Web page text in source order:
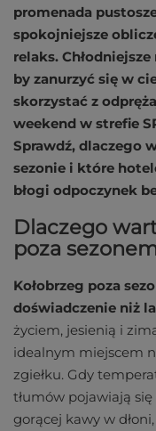
promenada
spokojniejsze
relaks.
by zanurzyć się w
skorzystać z
weekend w strefie
Sprawdź, dlaczego
sezonie i które
błogi odpoczynek
Dlaczego
poza
Kołobrzeg poza
doświadczenie niż
życiem, jesienią i
idealnym miejscem
zgiełku. Gdy
tłumów pojawiają
gorącej kawy w